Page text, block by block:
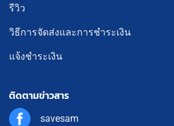
รีวิว
วิธีการจัดส่งและการชำระเงิน
แจ้งชำระเงิน
ติดตามข่าวสาร
savesam